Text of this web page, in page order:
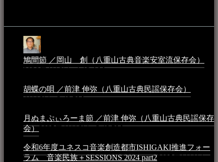
鳩間節 ／岡山 創（八重山古典音楽安室流保存会）
2026年4月6日 - 1:13 AM
胡蝶の唄 ／前津 伸弥（八重山古典民謡保存会）
4月16日 - 3:48 PM
月ぬまぷぃろーま節 ／前津 伸弥（八重山古典民謡保存
会）2025年4月16日 - 3:48 PM
令和6年度ユネスコ音楽創造都市ISHIGAKI推進フォー
ラム 音楽民族＋SESSIONS 2024 part22025年1月1日 -